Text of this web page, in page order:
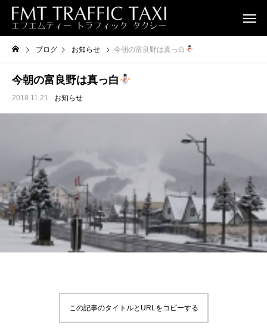
ブログ お知らせ 今朝の富良野は真っ白
今朝の富良野は真っ白
2018.11.21 お知らせ
この記事のタイトルとURLをコピーする